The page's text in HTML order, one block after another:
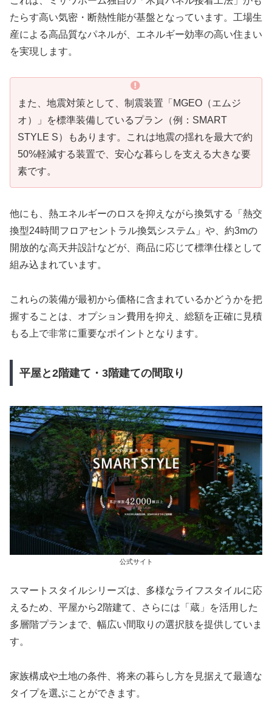
たらす高い気密・断熱性能が基盤となっています。工場生
産による高品質なパネルが、エネルギー効率の高い住まい
を実現します。
また、地震対策として、制震装置「MGEO（エムジ
オ）」を標準装備しているプラン（例：SMART
STYLE S）もあります。これは地震の揺れを最大で約
50%軽減する装置で、安心な暮らしを支える大きな要
素です。
他にも、熱エネルギーのロスを抑えながら換気する「熱交
換型24時間フロアセントラル換気システム」や、約3mの
開放的な高天井設計などが、商品に応じて標準仕様として
組み込まれています。
これらの装備が最初から価格に含まれているかどうかを把
握することは、オプション費用を抑え、総額を正確に見積
もる上で非常に重要なポイントとなります。
平屋と2階建て・3階建ての間取り
公式サイト
スマートスタイルシリーズは、多様なライフスタイルに応
えるため、平屋から2階建て、さらには「蔵」を活用した
多層階プランまで、幅広い間取りの選択肢を提供していま
す。
家族構成や土地の条件、将来の暮らし方を見据えて最適な
タイプを選ぶことができます。